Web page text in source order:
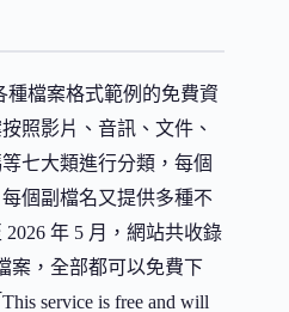
種檔案格式範例的免費資
照影片、音訊、文件、
七大類進行分類，每個
個副檔名又提供多種不
年 5 月，網站共收錄
案，全部都可以免費下
service is free and will